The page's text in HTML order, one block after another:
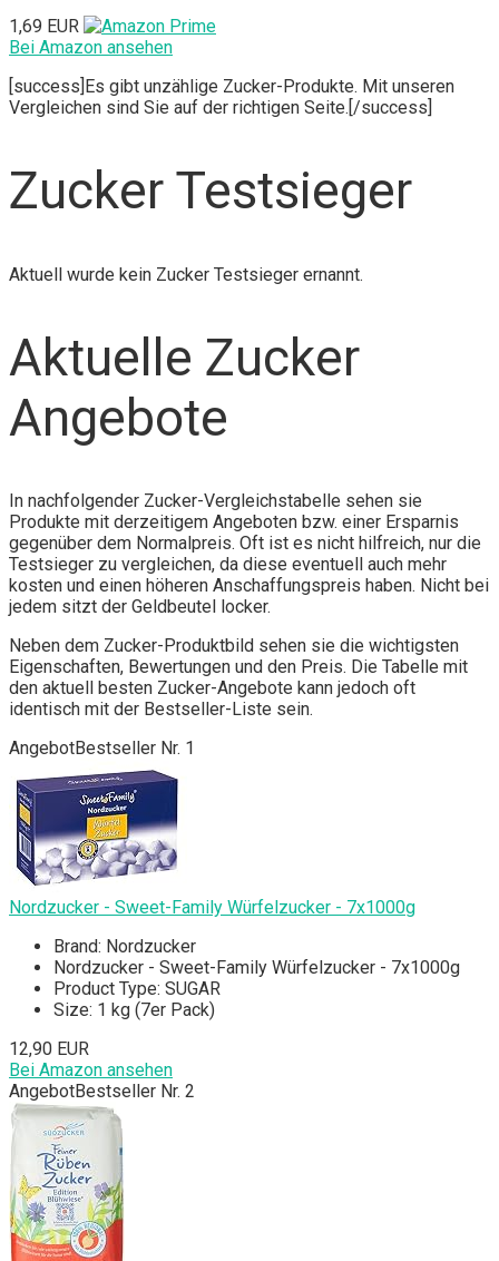
1,69 EUR
Bei Amazon ansehen
[success]Es gibt unzählige Zucker-Produkte. Mit unseren
Vergleichen sind Sie auf der richtigen Seite.[/success]
Zucker Testsieger
Aktuell wurde kein Zucker Testsieger ernannt.
Aktuelle Zucker
Angebote
In nachfolgender Zucker-Vergleichstabelle sehen sie
Produkte mit derzeitigem Angeboten bzw. einer Ersparnis
gegenüber dem Normalpreis. Oft ist es nicht hilfreich, nur die
Testsieger zu vergleichen, da diese eventuell auch mehr
kosten und einen höheren Anschaffungspreis haben. Nicht bei
jedem sitzt der Geldbeutel locker.
Neben dem Zucker-Produktbild sehen sie die wichtigsten
Eigenschaften, Bewertungen und den Preis. Die Tabelle mit
den aktuell besten Zucker-Angebote kann jedoch oft
identisch mit der Bestseller-Liste sein.
AngebotBestseller Nr. 1
Nordzucker - Sweet-Family Würfelzucker - 7x1000g
Brand: Nordzucker
Nordzucker - Sweet-Family Würfelzucker - 7x1000g
Product Type: SUGAR
Size: 1 kg (7er Pack)
12,90 EUR
Bei Amazon ansehen
AngebotBestseller Nr. 2